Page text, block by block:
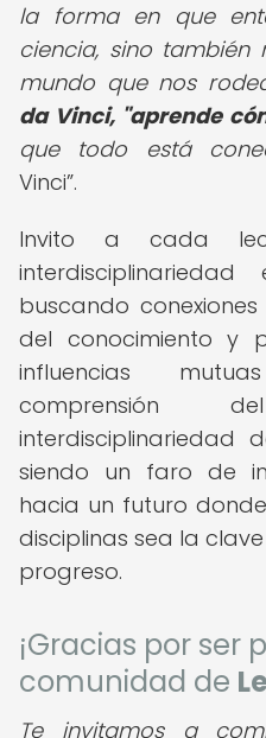
la forma en que
ciencia, sino también
mundo que nos
da Vinci, "aprende
que todo está
Vinci .
Invito a cada
buscando
del conocimiento y
influencias
comprensión
interdisciplinariedad
siendo un faro de
hacia un futuro
disciplinas sea la
progreso.
¡Gracias por ser
comunidad de
Te invitamos a